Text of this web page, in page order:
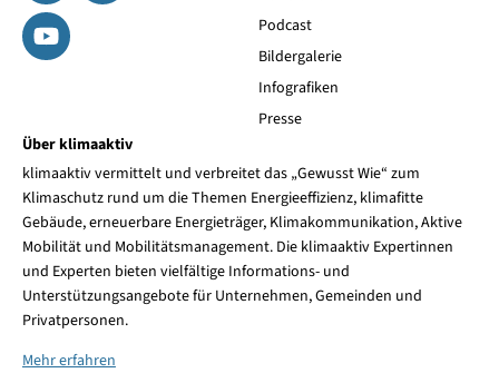
Podcast
Bildergalerie
Infografiken
Presse
Über klimaaktiv
klimaaktiv vermittelt und verbreitet das „Gewusst Wie“ zum
Klimaschutz rund um die Themen Energieeffizienz, klimafitte
Gebäude, erneuerbare Energieträger, Klimakommunikation, Aktive
Mobilität und Mobilitätsmanagement. Die klimaaktiv Expertinnen
und Experten bieten vielfältige Informations- und
Unterstützungsangebote für Unternehmen, Gemeinden und
Privatpersonen.
Mehr erfahren